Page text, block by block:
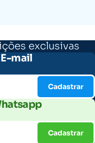
exclusivas
mail
Cadastrar
Cadastrar